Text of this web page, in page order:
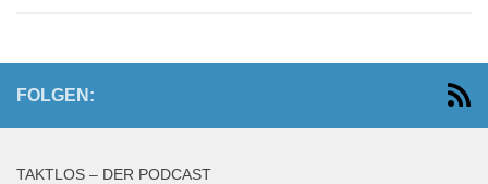
FOLGEN:
TAKTLOS – DER PODCAST